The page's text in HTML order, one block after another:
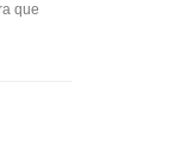
que